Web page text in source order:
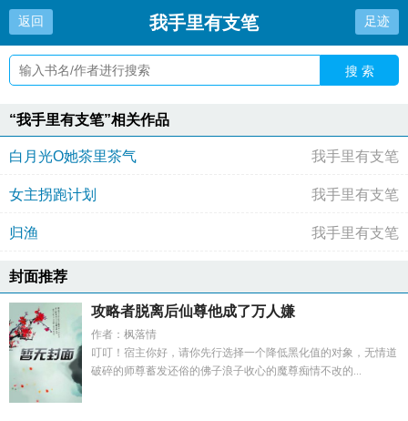
返回 我手里有支笔 足迹
搜 索
“我手里有支笔”相关作品
白月光O她茶里茶气 我手里有支笔
女主拐跑计划 我手里有支笔
归渔 我手里有支笔
封面推荐
攻略者脱离后仙尊他成了万人嫌
作者：枫落情
叮叮！宿主你好，请你先行选择一个降低黑化值的对象，无情道
破碎的师尊蓄发还俗的佛子浪子收心的魔尊痴情不改的...